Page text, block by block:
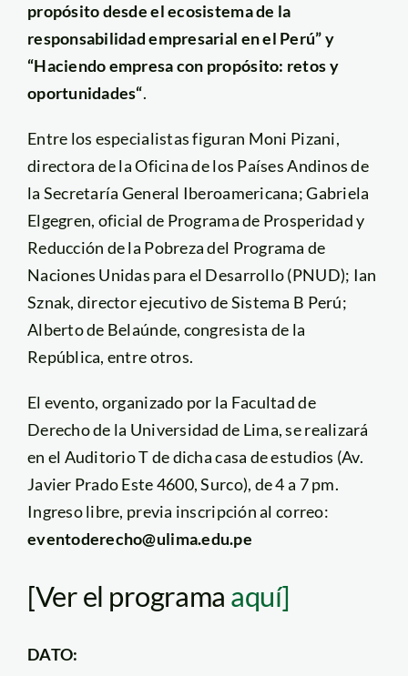
propósito desde el ecosistema de la
responsabilidad empresarial en el Perú” y
“Haciendo empresa con propósito: retos y
oportunidades“.
Entre los especialistas figuran Moni Pizani,
directora de la Oficina de los Países Andinos de
la Secretaría General Iberoamericana; Gabriela
Elgegren, oficial de Programa de Prosperidad y
Reducción de la Pobreza del Programa de
Naciones Unidas para el Desarrollo (PNUD); Ian
Sznak, director ejecutivo de Sistema B Perú;
Alberto de Belaúnde, congresista de la
República, entre otros.
El evento, organizado por la Facultad de
Derecho de la Universidad de Lima, se realizará
en el Auditorio T de dicha casa de estudios (Av.
Javier Prado Este 4600, Surco), de 4 a 7 pm.
Ingreso libre, previa inscripción al correo:
eventoderecho@ulima.edu.pe
[Ver el programa aquí]
DATO: